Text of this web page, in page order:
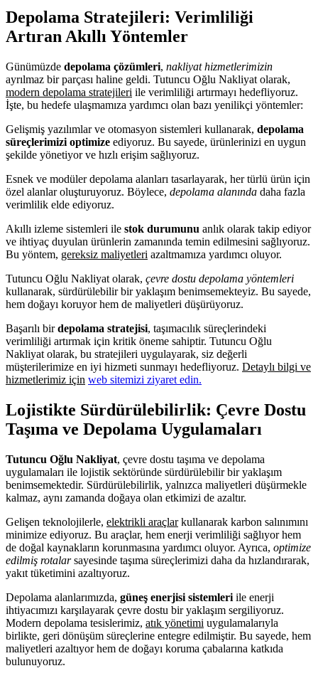
Depolama Stratejileri: Verimliliği
Artıran Akıllı Yöntemler
Günümüzde depolama çözümleri, nakliyat hizmetlerimizin
ayrılmaz bir parçası haline geldi. Tutuncu Oğlu Nakliyat olarak,
modern depolama stratejileri ile verimliliği artırmayı hedefliyoruz.
İşte, bu hedefe ulaşmamıza yardımcı olan bazı yenilikçi yöntemler:
Gelişmiş yazılımlar ve otomasyon sistemleri kullanarak, depolama
süreçlerimizi optimize ediyoruz. Bu sayede, ürünlerinizi en uygun
şekilde yönetiyor ve hızlı erişim sağlıyoruz.
Esnek ve modüler depolama alanları tasarlayarak, her türlü ürün için
özel alanlar oluşturuyoruz. Böylece, depolama alanında daha fazla
verimlilik elde ediyoruz.
Akıllı izleme sistemleri ile stok durumunu anlık olarak takip ediyor
ve ihtiyaç duyulan ürünlerin zamanında temin edilmesini sağlıyoruz.
Bu yöntem, gereksiz maliyetleri azaltmamıza yardımcı oluyor.
Tutuncu Oğlu Nakliyat olarak, çevre dostu depolama yöntemleri
kullanarak, sürdürülebilir bir yaklaşım benimsemekteyiz. Bu sayede,
hem doğayı koruyor hem de maliyetleri düşürüyoruz.
Başarılı birdepolama stratejisi, taşımacılık süreçlerindeki
verimliliği artırmak için kritik öneme sahiptir. Tutuncu Oğlu
Nakliyat olarak, bu stratejileri uygulayarak, siz değerli
müşterilerimize en iyi hizmeti sunmayı hedefliyoruz. Detaylı bilgi ve
hizmetlerimiz için web sitemizi ziyaret edin.
Lojistikte Sürdürülebilirlik: Çevre Dostu
Taşıma ve Depolama Uygulamaları
Tutuncu Oğlu Nakliyat, çevre dostu taşıma ve depolama
uygulamaları ile lojistik sektöründe sürdürülebilir bir yaklaşım
benimsemektedir. Sürdürülebilirlik, yalnızca maliyetleri düşürmekle
kalmaz, aynı zamanda doğaya olan etkimizi de azaltır.
Gelişen teknolojilerle, elektrikli araçlarkullanarak karbon salınımını
minimize ediyoruz. Bu araçlar, hem enerji verimliliği sağlıyor hem
de doğal kaynakların korunmasına yardımcı oluyor. Ayrıca, optimize
edilmiş rotalarsayesinde taşıma süreçlerimizi daha da hızlandırarak,
yakıt tüketimini azaltıyoruz.
Depolama alanlarımızda, güneş enerjisi sistemleri ile enerji
ihtiyacımızı karşılayarak çevre dostu bir yaklaşım sergiliyoruz.
Modern depolama tesislerimiz, atık yönetimi uygulamalarıyla
birlikte, geri dönüşüm süreçlerine entegre edilmiştir. Bu sayede, hem
maliyetleri azaltıyor hem de doğayı koruma çabalarına katkıda
bulunuyoruz.